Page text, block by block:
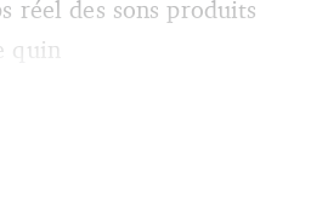
réel des sons produits
quin